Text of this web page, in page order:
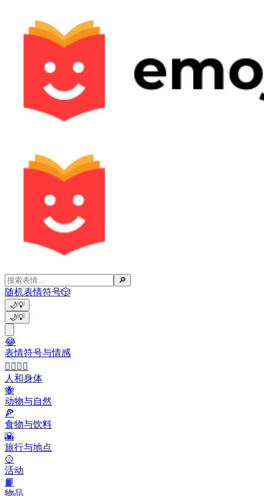
🔎
随机表情符号🎲
🌙💡
🌙💡
😂
表情符号与情感
👩‍❤️‍💋‍👨
人和身体
🐝
动物与自然
🍕
食物与饮料
🌇
旅行与地点
🥎
活动
📙
物品